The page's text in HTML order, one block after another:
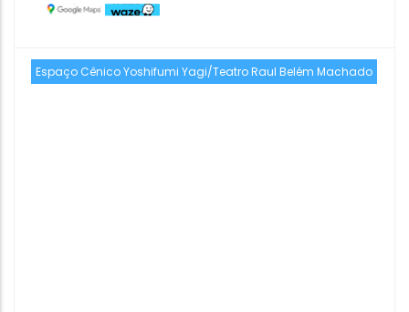
Espaço Cênico Yoshifumi Yagi/Teatro Raul Belém Machado